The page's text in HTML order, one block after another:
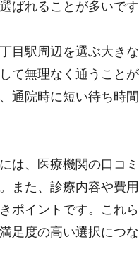
ばれることが多いです
目駅周辺を選ぶ大き
て無理なく通うこと
通院時に短い待ち時
は、医療機関の口コ
また、診療内容や費
ポイントです。これ
足度の高い選択につな